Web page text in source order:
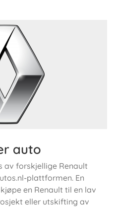
auto
av forskjellige Renault
plattformen. En
en Renault til en lav
eller utskifting av